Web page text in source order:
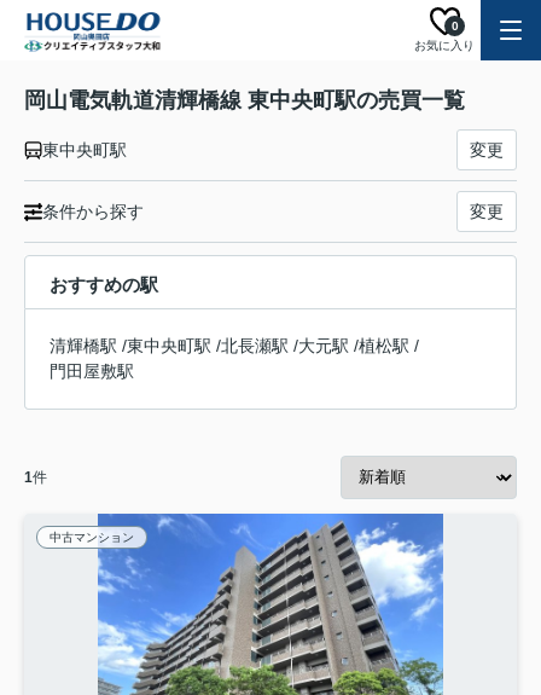
お気に入り
0
岡山電気軌道清輝橋線 東中央町駅の売買一覧
東中央町駅 変更
条件から探す 変更
おすすめの駅
清輝橋駅 /東中央町駅 /北長瀬駅 /大元駅 /植松駅 /
門田屋敷駅
1件
中古マンション